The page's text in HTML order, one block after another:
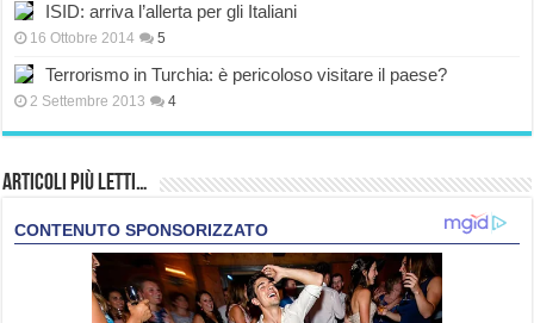
ISID: arriva l’allerta per gli Italiani
16 Ottobre 2014 5
Terrorismo in Turchia: è pericoloso visitare il paese?
2 Settembre 2013 4
Articoli più Letti…